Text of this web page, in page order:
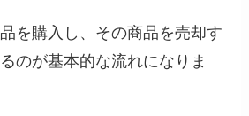
を購入し、その商品を売却す
のが基本的な流れになりま